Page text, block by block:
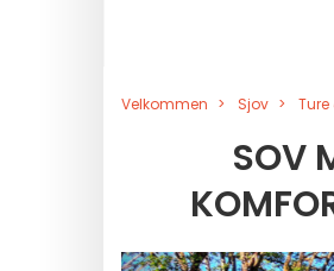
Velkommen Sjov Ture
SOV